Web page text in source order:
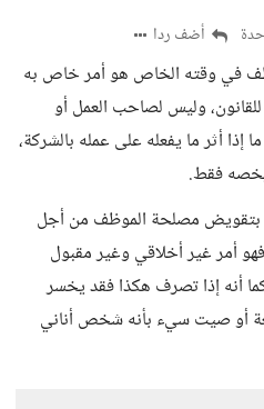
أضف ردا
في وقته الخاص هو أمر خاص به
للقانون، وليس لصاحب العمل أو
إذا أثر ما يفعله على عمله بالشركة،
يخصه فقط.
بتقويض مصلحة الموظف من أجل
أمر غير أخلاقي وغير مقبول
أنه إذا تصرف هكذا فقد يخسر
أو صيت سيء بأنه شخص أناني